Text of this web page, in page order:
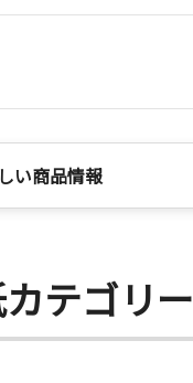
い商品情報
テゴリー